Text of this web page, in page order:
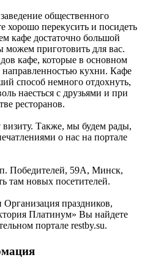
общественного
хорошо перекусить и посидеть
кафе достаточно большой
можем приготовить для вас.
кафе, которые в основном
кухни. Кафе
способ немного отдохнуть,
наесться с друзьями и при
ресторанов.
Также, мы будем рады,
о нас на портале
Победителей, 59А, Минск,
там новых посетителей.
праздников,
Платинум» Вы найдете
портале restby.su.